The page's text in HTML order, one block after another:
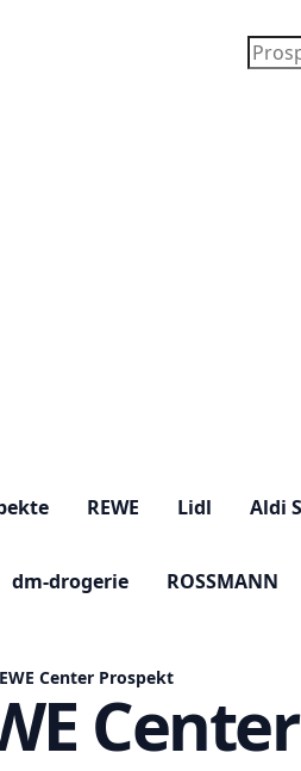
Suchen
REWE Lidl Aldi
dm-drogerie ROSSMANN
Center Prospekt